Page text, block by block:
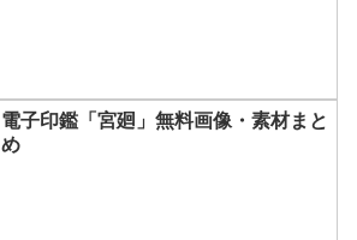
電子印鑑「宮廻」無料画像・素材まと
め